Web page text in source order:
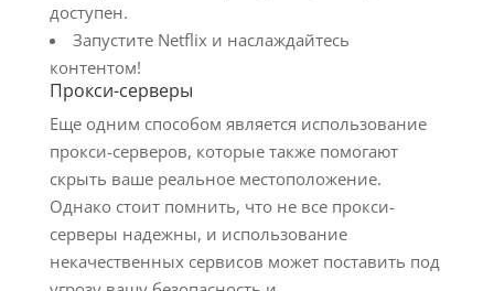
доступен.
Запустите Netflix и наслаждайтесь
контентом!
Прокси-серверы
Еще одним способом является использование
прокси-серверов, которые также помогают
скрыть ваше реальное местоположение.
Однако стоит помнить, что не все прокси-
серверы надежны, и использование
некачественных сервисов может поставить под